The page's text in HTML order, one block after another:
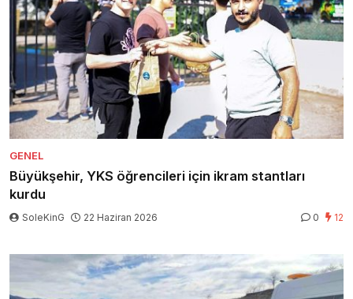
GENEL
Büyükşehir, YKS öğrencileri için ikram stantları
kurdu
SoleKinG 22 Haziran 2026 0 12